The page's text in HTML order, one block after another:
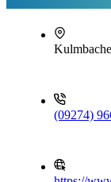
(09274)